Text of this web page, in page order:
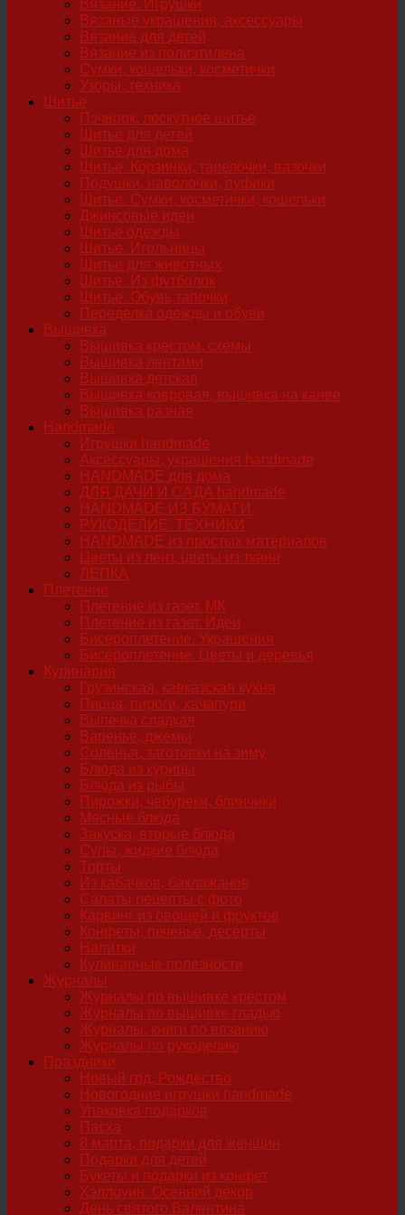
Вязание. Игрушки
Вязаные украшения, аксессуары
Вязание для детей
Вязание из полиэтилена
Сумки, кошельки, косметички
Узоры, техника
Шитье
Пэчворк, лоскутное шитье
Шитье для детей
Шитье для дома
Шитье. Корзинки, тарелочки, вазочки
Подушки, наволочки, пуфики
Шитье. Сумки, косметички, кошельки
Джинсовые идеи
Шитье одежды
Шитье. Игольницы
Шитье для животных
Шитье. Из футболок
Шитье. Обувь,тапочки
Переделка одежды и обуви
Вышивка
Вышивка крестом, схемы
Вышивка лентами
Вышивка детская
Вышивка ковровая, вышивка на канве
Вышивка разная
Handmade
Игрушки handmade
Аксессуары, украшения handmade
HANDMADE для дома
ДЛЯ ДАЧИ И САДА handmade
HANDMADE ИЗ БУМАГИ
РУКОДЕЛИЕ. ТЕХНИКИ
HANDMADE из простых материалов
Цветы из лент, цветы из ткани
ЛЕПКА
Плетение
Плетение из газет. МК
Плетение из газет. Идеи
Бисероплетение. Украшения
Бисероплетение. Цветы и деревья
Кулинария
Грузинская, кавказская кухня
Пицца, пироги, хачапури
Выпечка сладкая
Варенье, джемы
Соленья, заготовки на зиму
Блюда из курицы
Блюда из рыбы
Пирожки, чебуреки, блинчики
Мясные блюда
Закуска, вторые блюда
Супы, жидкие блюда
Торты
Из кабачков, баклажанов
Салаты рецепты с фото
Карвинг из овощей и фруктов
Конфеты, печенье, десерты
Напитки
Кулинарные полезности
Журналы
Журналы по вышивке крестом
Журналы по вышивке гладью
Журналы, книги по вязанию
Журналы по рукоделию
Праздники
Новый год, Рождество
Новогодние игрушки handmade
Упаковка подарков
Пасха
8 марта, подарки для женщин
Подарки для детей
Букеты и подарки из конфет
Хэллоуин. Осенний декор
День святого Валентина